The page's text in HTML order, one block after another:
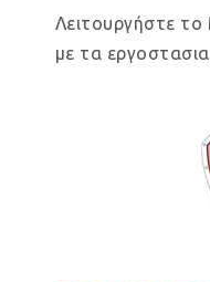
Λειτουργήστε
με τα